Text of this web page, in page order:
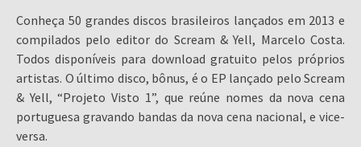
Conheça 50 grandes discos brasileiros lançados em 2013 e
compilados pelo editor do Scream & Yell, Marcelo Costa.
Todos disponíveis para download gratuito pelos próprios
artistas. O último disco, bônus, é o EP lançado pelo Scream
& Yell, “Projeto Visto 1”, que reúne nomes da nova cena
portuguesa gravando bandas da nova cena nacional, e vice-
versa.